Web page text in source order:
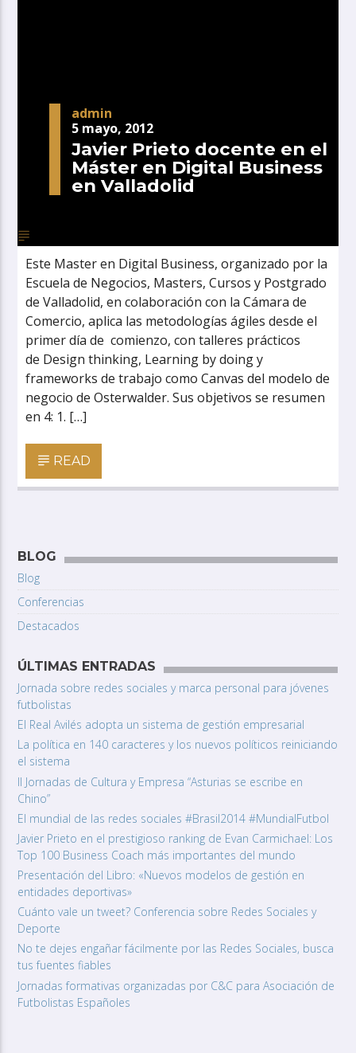
admin
5 mayo, 2012
Javier Prieto docente en el
Máster en Digital Business
en Valladolid
Este Master en Digital Business, organizado por la
Escuela de Negocios, Masters, Cursos y Postgrado
de Valladolid, en colaboración con la Cámara de
Comercio, aplica las metodologías ágiles desde el
primer día de comienzo, con talleres prácticos
de Design thinking, Learning by doing y
frameworks de trabajo como Canvas del modelo de
negocio de Osterwalder. Sus objetivos se resumen
en 4: 1. […]
READ
BLOG
Blog
Conferencias
Destacados
ÚLTIMAS ENTRADAS
Jornada sobre redes sociales y marca personal para jóvenes
futbolistas
El Real Avilés adopta un sistema de gestión empresarial
La política en 140 caracteres y los nuevos políticos reiniciando
el sistema
II Jornadas de Cultura y Empresa “Asturias se escribe en
Chino”
El mundial de las redes sociales #Brasil2014 #MundialFutbol
Javier Prieto en el prestigioso ranking de Evan Carmichael: Los
Top 100 Business Coach más importantes del mundo
Presentación del Libro: «Nuevos modelos de gestión en
entidades deportivas»
Cuánto vale un tweet? Conferencia sobre Redes Sociales y
Deporte
No te dejes engañar fácilmente por las Redes Sociales, busca
tus fuentes fiables
Jornadas formativas organizadas por C&C para Asociación de
Futbolistas Españoles